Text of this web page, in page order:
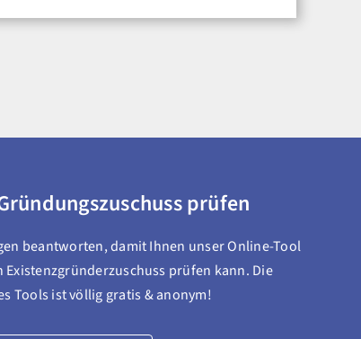
prüfen
beantworten, damit Ihnen unser Online-Tool
prüfen kann. Die
Tools ist völlig gratis & anonym!